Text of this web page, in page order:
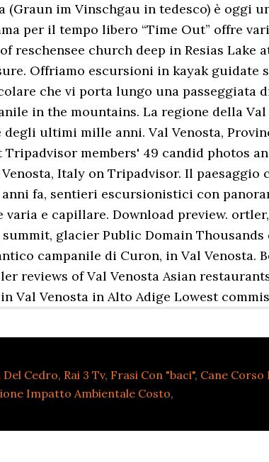
(Graun im Vinschgau in tedesco) è oggi
per il tempo libero “Time Out” offre
reschensee church deep in Resias
Offriamo escursioni in kayak guidate
che vi porta lungo una passeggiata
in the mountains. La regione della
ultimi mille anni. Val Venosta,
members' 49 candid photos
Italy on Tripadvisor. Il
fa, sentieri escursionistici con
e capillare. Download preview.
glacier Public Domain
campanile di Curon, in Val Venosta.
reviews of Val Venosta Asian
Val Venosta in Alto Adige Lowest
Cedro, Rai 3 Tv, Frasi Con "baci", Cane
Impatto Ambientale Costo,